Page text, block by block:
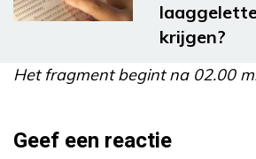
krijgen?
Het fragment begint na 02.00
Geef een reactie